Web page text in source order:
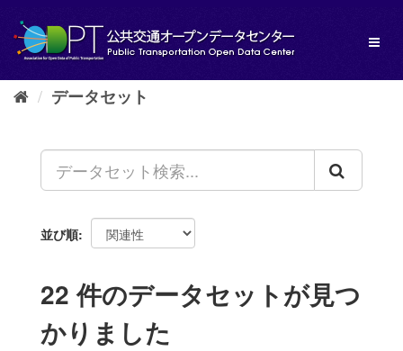
し
データセット
並び順
22 件のデータセットが見つ
かりました